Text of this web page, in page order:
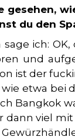
18
gesehen,
du den
ich:
und
ist der
etwa bei
Bangkok
dann viel